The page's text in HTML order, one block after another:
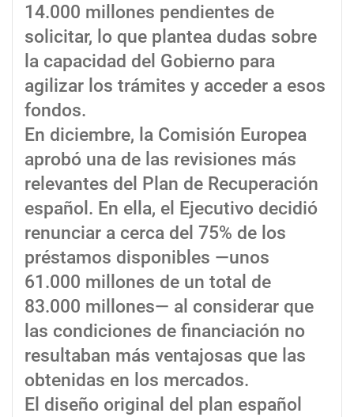
14.000 millones pendientes de
solicitar, lo que plantea dudas sobre
la capacidad del Gobierno para
agilizar los trámites y acceder a esos
fondos.
En diciembre, la Comisión Europea
aprobó una de las revisiones más
relevantes del Plan de Recuperación
español. En ella, el Ejecutivo decidió
renunciar a cerca del 75% de los
préstamos disponibles —unos
61.000 millones de un total de
83.000 millones— al considerar que
las condiciones de financiación no
resultaban más ventajosas que las
obtenidas en los mercados.
El diseño original del plan español